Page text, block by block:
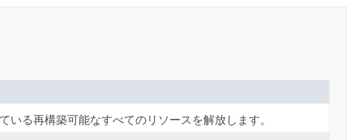
る再構築可能なすべてのリソースを解放します。